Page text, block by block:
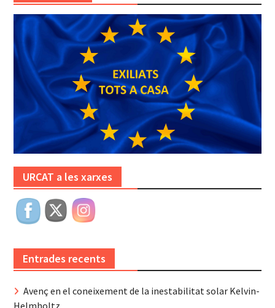
URCAT a les xarxes
Entrades recents
Avenç en el coneixement de la inestabilitat solar Kelvin-